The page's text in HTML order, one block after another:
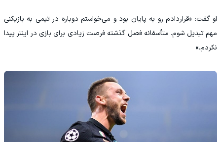
او گفت: «قراردادم رو به پایان بود و می‌خواستم دوباره در تیمی به بازیکنی
مهم تبدیل شوم. متأسفانه فصل گذشته فرصت زیادی برای بازی در اینتر پیدا
نکردم.»